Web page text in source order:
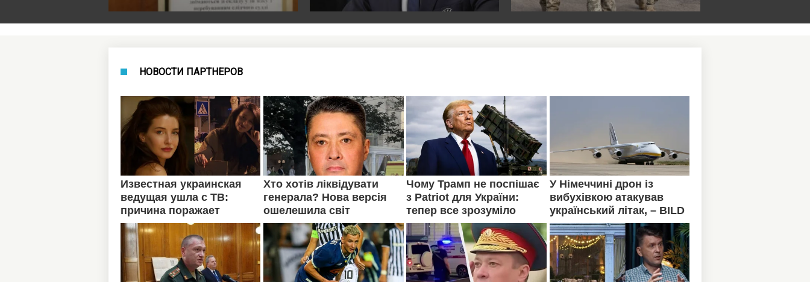
НОВОСТИ ПАРТНЕРОВ